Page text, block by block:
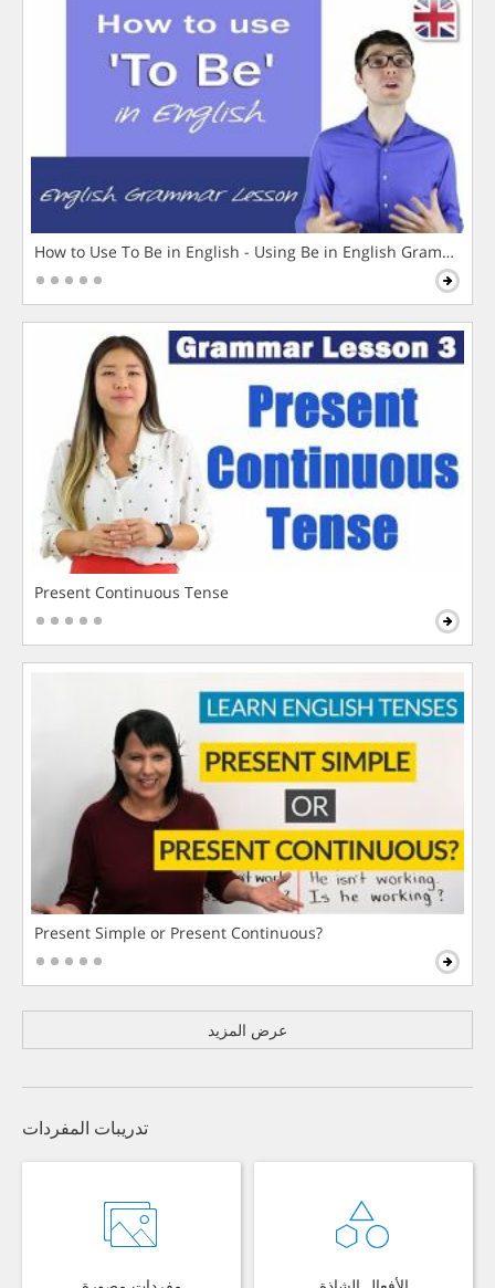
How to Use To Be in English - Using Be in English Grammar
Present Continuous Tense
Present Simple or Present Continuous?
عرض المزيد
تدريبات المفردات